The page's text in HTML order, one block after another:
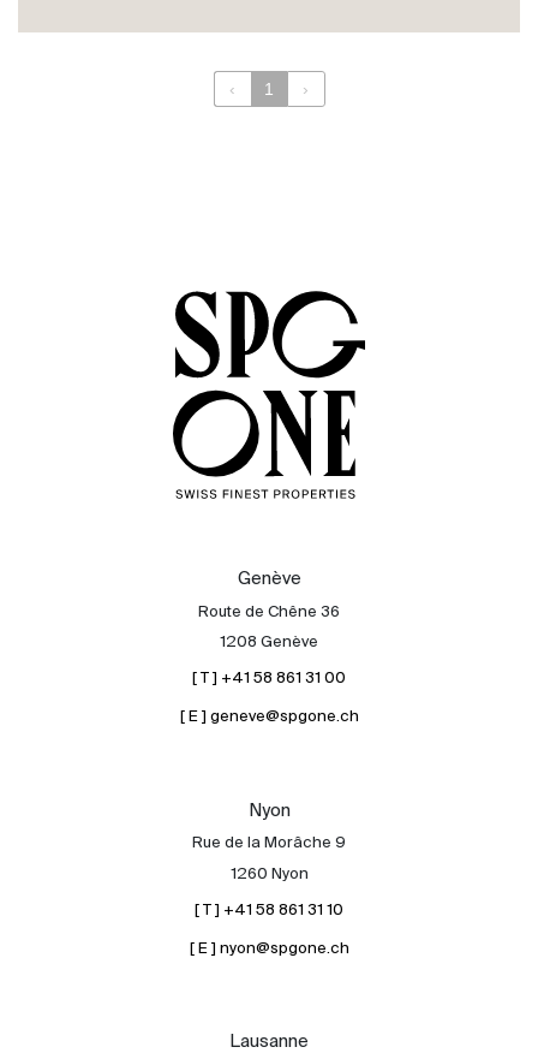
Acheter
Louer
International
Nos experts
Contacter
Le blog
‹ 1 ›
Genève
Route de Chêne 36
1208 Genève
[ T ] +41 58 861 31 00
[ E ] geneve@spgone.ch
Nyon
Rue de la Morâche 9
1260 Nyon
[ T ] +41 58 861 31 10
[ E ] nyon@spgone.ch
Lausanne